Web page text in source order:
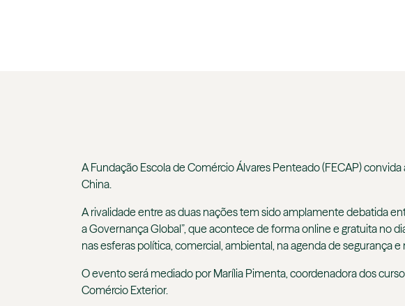
A Fundação Escola de Comércio Álvares Penteado(FECAP)convida
China.
A rivalidade entre as duas naçõestem sido amplamente debatida
a Governança Global”, que acontece de forma online e gratuita no
nas esferas política, comercial, ambiental, na agenda de segurança
O evento será mediado por Marília Pimenta, coordenadora dos
Comércio Exterior.